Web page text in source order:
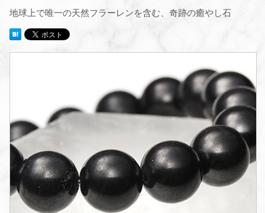
地球上で唯一の天然フラーレンを含む、奇跡の癒やし石